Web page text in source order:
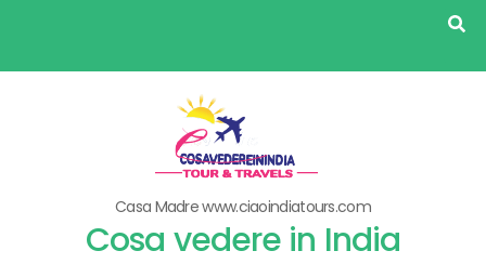
content
Casa Madre www.ciaoindiatours.com
Cosa vedere in India